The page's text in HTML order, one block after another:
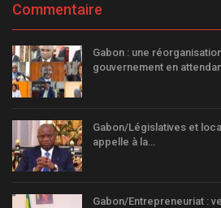
Commentaire
Gabon : une
gouvernement en
Gabon/Législatives et
appelle à la…
Gabon/Entrepreneuriat :